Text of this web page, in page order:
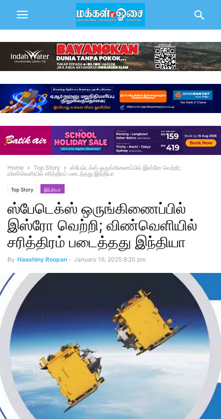
Home Top Story
ஸ்பேடெக்ஸ் ஒருங்கிணைப்பில் இஸ்ரோ வெற்றி;
விண்வெளியில் சரித்திரம் படைத்தது இந்தியா
Top Story இந்தியா
ஸ்பேடெக்ஸ் ஒருங்கிணைப்பில்
இஸ்ரோ வெற்றி; விண்வெளியில்
சரித்திரம் படைத்தது இந்தியா
By Haashiny Roopan - January 16, 2025 8:20 pm